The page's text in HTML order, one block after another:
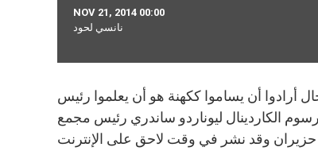
NOV 21, 2014 00:00
نانسي لحود
أن يساموا ككهنة هو أن يعلموا رئيس
الكاردينال ليوناردو ساندري رئيس مجمع